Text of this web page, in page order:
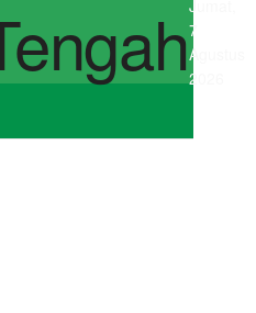
Jumat,
7
Agustus
2026